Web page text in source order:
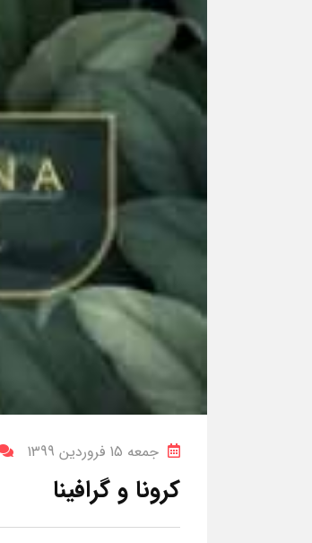
جمعه 15 فروردین 1399
کرونا و گرافینا